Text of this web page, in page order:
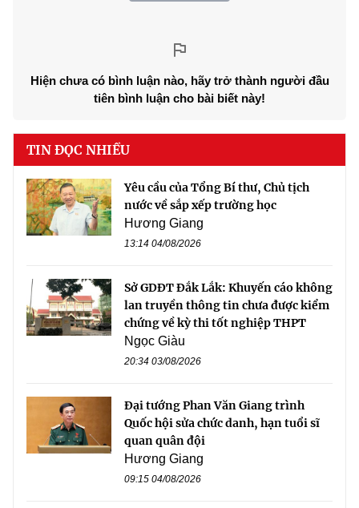
Hiện chưa có bình luận nào, hãy trở thành người đầu
tiên bình luận cho bài biết này!
TIN ĐỌC NHIỀU
Yêu cầu của Tổng Bí thư, Chủ tịch
nước về sắp xếp trường học
Hương Giang
13:14 04/08/2026
Sở GDĐT Đắk Lắk: Khuyến cáo không
lan truyền thông tin chưa được kiểm
chứng về kỳ thi tốt nghiệp THPT
Ngọc Giàu
20:34 03/08/2026
Đại tướng Phan Văn Giang trình
Quốc hội sửa chức danh, hạn tuổi sĩ
quan quân đội
Hương Giang
09:15 04/08/2026